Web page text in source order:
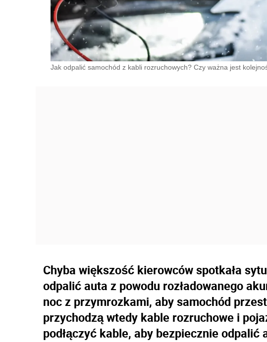
Jak odpalić samochód z kabli rozruchowych? Czy ważna jest
Chyba większość kierowców spotkała
odpalić auta z powodu rozładowanego
noc z przymrozkami, aby samochód
przychodzą wtedy kable rozruchowe i
podłączyć kable, aby bezpiecznie odpalić